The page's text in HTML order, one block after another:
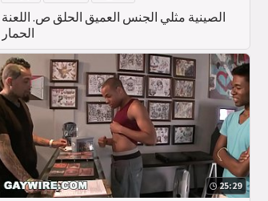
الصينية مثلي الجنس العميق الحلق ص. اللعنة
الحمار
25:29